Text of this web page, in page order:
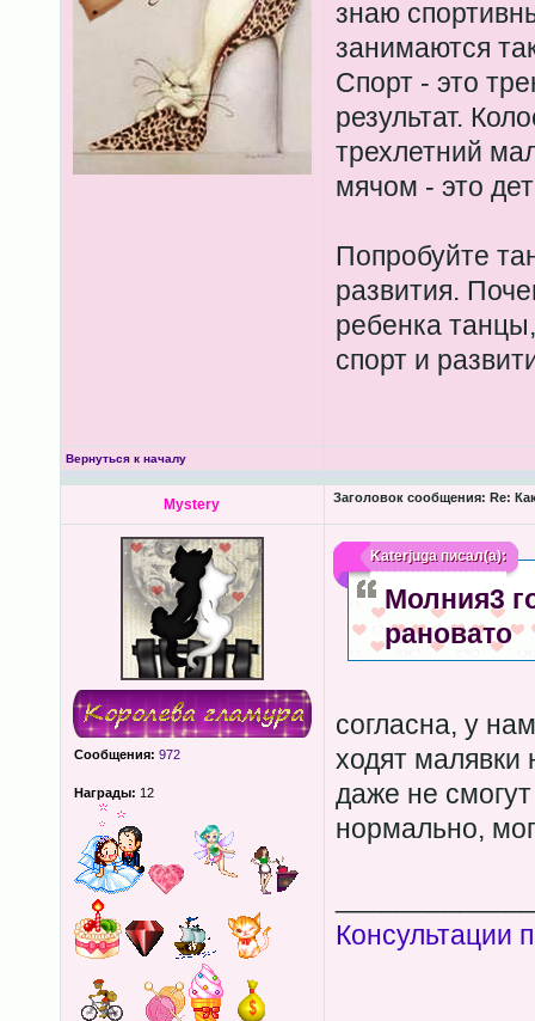
знаю
занимаются
Спорт - это
результат.
трехлетний
мячом - это
Попробуйте
развития.
ребенка
спорт и
Вернуться к началу
Mystery Заголовок сообщения: Re:
Сообщения: 972
Награды: 12
Katerjugaписал(а):
Молния3
рановато
согласна, у
ходят
даже не
нормально,
Консультации